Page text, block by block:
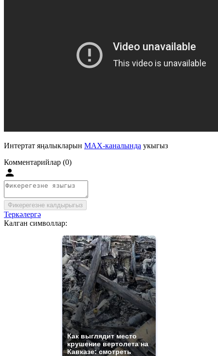
Интертат яңалыкларын MAX-каналында укыгыз
Комментарийлар (0)
Фикерегезне калдырыгыз
Теркәлергә
Калган символлар:
Как выглядит место
крушение вертолета на
Кавказе: смотреть